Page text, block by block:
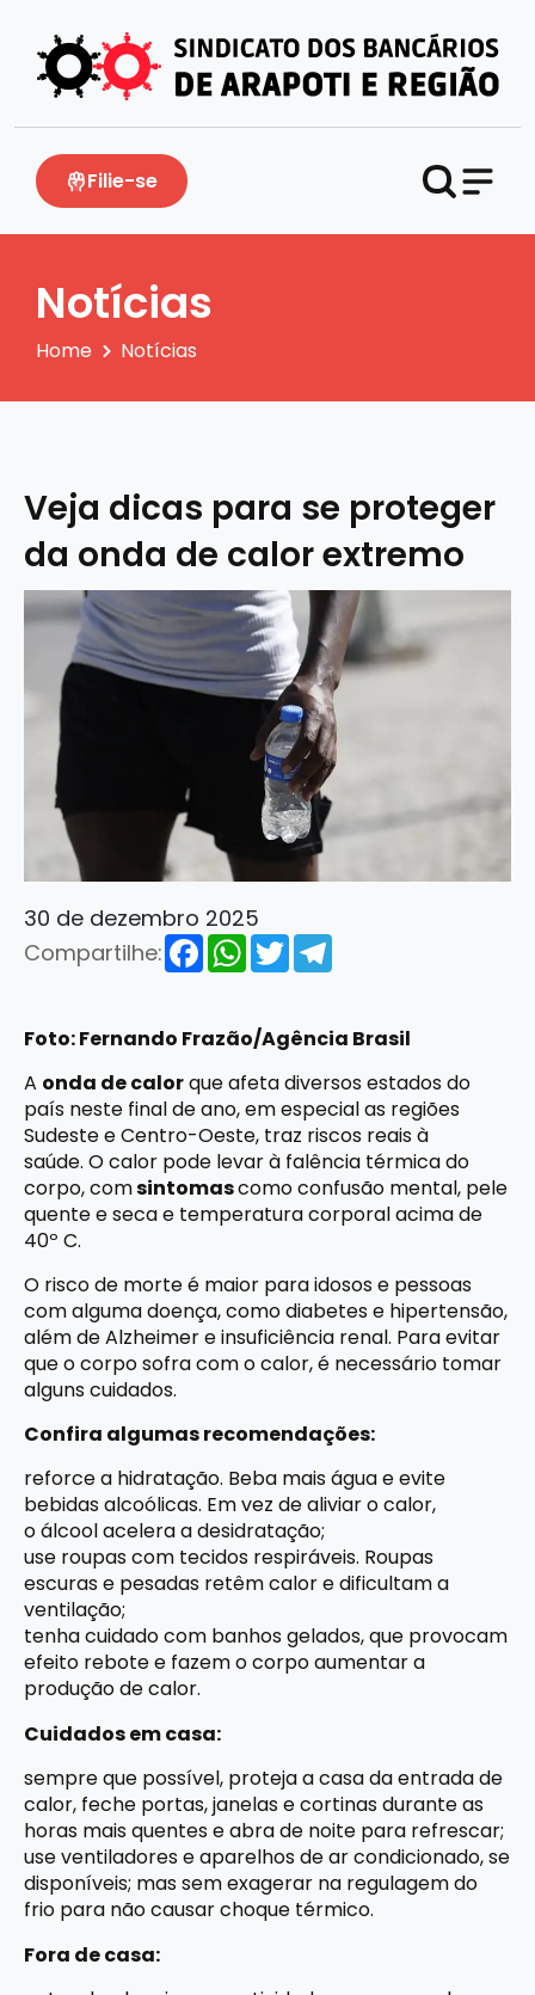
Filie-se
Notícias
Home Notícias
Veja dicas para se proteger
da onda de calor extremo
30 de dezembro 2025
Compartilhe:
FacebookWhatsApp
Twitter
Foto: Fernando Frazão/Agência Brasil
A onda de calorque afeta diversos estados do
país neste final de ano, em especial as regiões
Sudeste e Centro-Oeste, traz riscos reais à
saúde. O calor pode levar à falência térmica do
corpo, comsintomascomo confusão mental, pele
quente e seca e temperatura corporal acima de
40º C.
O risco de morte é maior para idosos e pessoas
com alguma doença, como diabetes e hipertensão,
além de Alzheimer e insuficiência renal. Para evitar
que o corpo sofra com o calor, é necessário tomar
alguns cuidados.
Confira algumas recomendações:
reforce a hidratação. Beba mais água e evite
bebidas alcoólicas. Em vez de aliviar o calor,
o álcool acelera a desidratação;
use roupas com tecidos respiráveis. Roupas
escuras e pesadas retêm calor e dificultam a
ventilação;
tenha cuidado com banhos gelados, que provocam
efeito rebote e fazem o corpo aumentar a
produção de calor.
Cuidados em casa:
sempre que possível, proteja a casa da entrada de
calor, feche portas, janelas e cortinas durante as
horas mais quentes e abra de noite para refrescar;
use ventiladores e aparelhos de ar condicionado, se
disponíveis; mas sem exagerar na regulagem do
frio para não causar choque térmico.
Fora de casa: